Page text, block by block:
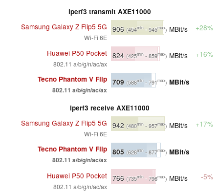
iperf3 transmit AXE11000
Samsung Galaxy Z Flip5 5G
Wi-Fi 6E
906 (454min- 945max) MBit/s +28%
Huawei P50 Pocket
802.11 a/b/g/n/ac/ax
824 (425min- 859max) MBit/s +16%
Tecno Phantom V Flip
802.11 a/b/g/n/ac/ax
709 (588min- 791max) MBit/s
iperf3 receive AXE11000
Samsung Galaxy Z Flip5 5G
Wi-Fi 6E
942 (480min- 957max) MBit/s +17%
Tecno Phantom V Flip
802.11 a/b/g/n/ac/ax
805 (628min - 877max) MBit/s
Huawei P50 Pocket
802.11 a/b/g/n/ac/ax
766 (735min - 796max) MBit/s -5%